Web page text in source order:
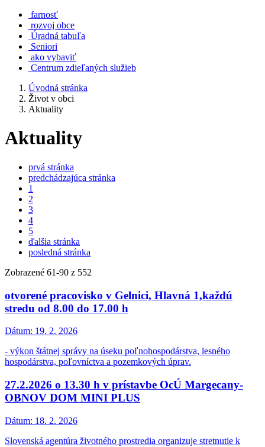
farnosť
rozvoj obce
Úradná tabuľa
Seniori
ako vybaviť
Centrum zdieľaných služieb
Úvodná stránka
Život v obci
Aktuality
Aktuality
prvá stránka
predchádzajúca stránka
1
2
3
4
5
ďalšia stránka
posledná stránka
Zobrazené 61-90 z 552
otvorené pracovisko v Gelnici, Hlavná 1,každú
stredu od 8.00 do 17.00 h
Dátum: 19. 2. 2026
- výkon štátnej správy na úseku poľnohospodárstva, lesného
hospodárstva, poľovníctva a pozemkových úprav.
27.2.2026 o 13.30 h v prístavbe OcÚ Margecany-
OBNOV DOM MINI PLUS
Dátum: 18. 2. 2026
Slovenská agentúra životného prostredia organizuje stretnutie k